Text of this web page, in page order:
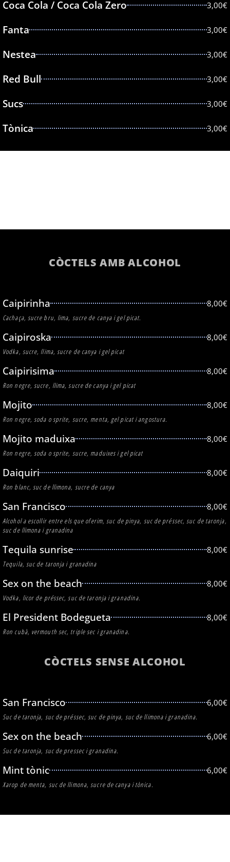
Coca Cola / Coca Cola Zero 3,00€
Fanta 3,00€
Nestea 3,00€
Red Bull 3,00€
Sucs 3,00€
Tònica 3,00€
CÒCTELS AMB ALCOHOL
Caipirinha 8,00€
Cachaça, sucre bru, lima, sucre de canya i gel picat.
Caipiroska 8,00€
Vodka, sucre, llima, sucre de canya i gel picat
Caipirisima 8,00€
Ron negre, sucre, llima, sucre de canya i gel picat
Mojito 8,00€
Ron negre, soda o sprite, sucre, menta, gel picat i angostura.
Mojito maduixa 8,00€
Ron negre, soda o sprite, sucre, maduixes i gel picat
Daiquiri 8,00€
Ron blanc, suc de llimona, sucre de canya
San Francisco 8,00€
Alcohol a escollir entre els que oferim, suc de pinya, suc de préssec, suc de taronja,
suc de llimona i granadina
Tequila sunrise 8,00€
Tequila, suc de taronja i granadina
Sex on the beach 8,00€
Vodka, licor de préssec, suc de taronja i granadina.
El President Bodegueta 8,00€
Ron cubà, vermouth sec, triple sec i granadina.
CÒCTELS SENSE ALCOHOL
San Francisco 6,00€
Suc de taronja, suc de préssec, suc de pinya, suc de llimona i granadina.
Sex on the beach 6,00€
Suc de taronja, suc de pressec i granadina.
Mint tònic 6,00€
Xarop de menta, suc de llimona, sucre de canya i tònica.